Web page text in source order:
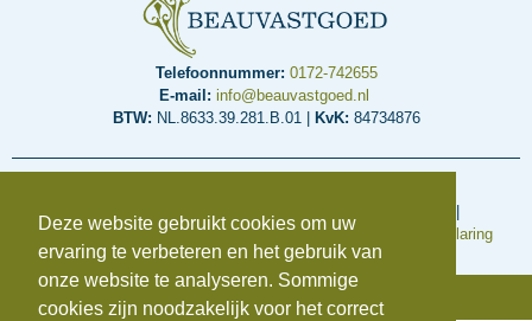
Telefoonnummer: 0172-742655
E-mail: info@beauvastgoed.nl
BTW: NL.8633.39.281.B.01 | KvK: 84734876
Algemene inkoopvoorwaarden
Cookieverklaring|Disclaimer|Klachtenregeling Privacyverklaring
© Copyright 2025 | Beauvastgoed
Deze website gebruikt cookies om uw
ervaring te verbeteren en het gebruik van
onze website te analyseren. Sommige
cookies zijn noodzakelijk voor het correct